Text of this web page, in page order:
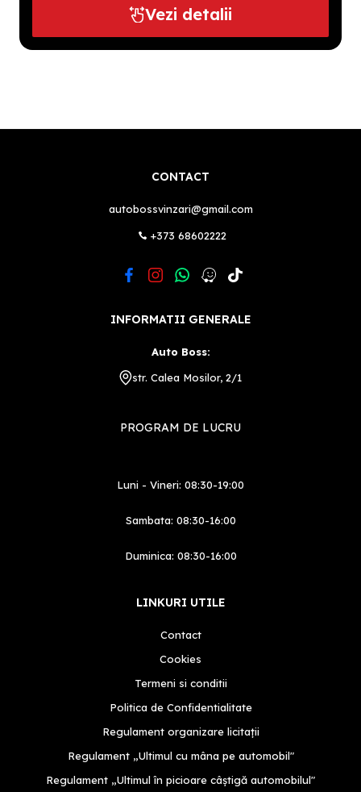
Vezi detalii
CONTACT
autobossvinzari@gmail.com
+373 68602222
INFORMATII GENERALE
Auto Boss:
str. Calea Mosilor, 2/1
PROGRAM DE LUCRU
Luni - Vineri: 08:30-19:00
Sambata: 08:30-16:00
Duminica: 08:30-16:00
LINKURI UTILE
Contact
Cookies
Termeni si conditii
Politica de Confidentialitate
Regulament organizare licitații
Regulament „Ultimul cu mâna pe automobil"
Regulament „Ultimul în picioare câștigă automobilul"